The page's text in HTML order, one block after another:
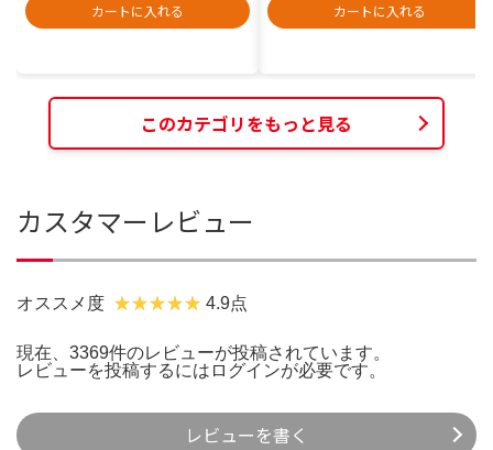
カートに入れる
カートに入れる
このカテゴリをもっと見る
カスタマーレビュー
オススメ度 4.9点
現在、3369件のレビューが投稿されています。
レビューを投稿するには ログインが必要です。
レビューを書く